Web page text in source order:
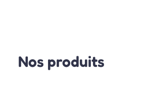
Nos produits